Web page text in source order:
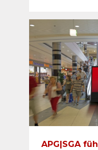
luminosi, con lo
illuminamento
considerazione
gi&agrave; nella
prodotti
energetico dei
elettronici. Dal
soltanto corrente
luminosi e, dal
utilizza. &nbsp;
APG|SGA